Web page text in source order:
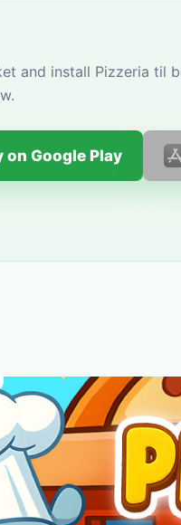
and install Pizzeria til
on Google Play